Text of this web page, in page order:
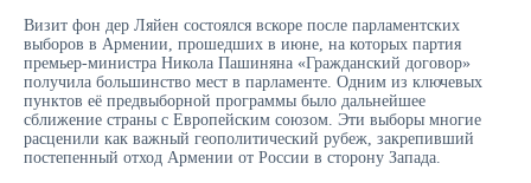
Визит фон дер Ляйен состоялся вскоре после парламентских
выборов в Армении, прошедших в июне, на которых партия
премьер-министра Никола Пашиняна «Гражданский договор»
получила большинство мест в парламенте. Одним из ключевых
пунктов её предвыборной программы было дальнейшее
сближение страны с Европейским союзом. Эти выборы многие
расценили как важный геополитический рубеж, закрепивший
постепенный отход Армении от России в сторону Запада.